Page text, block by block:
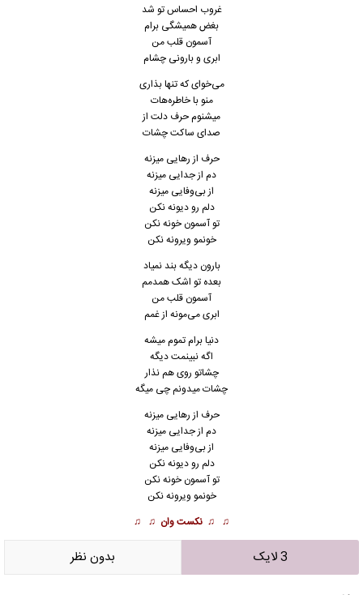
غروب احساس تو شد
بغض همیشگی برام
آسمون قلب من
ابری و بارونی چشام
می‌خوای که تنها بذاری
منو با خاطره‌هات
میشنوم حرف دلت از
صدای ساکت چشات
حرف از رهایی میزنه
دم از جدایی میزنه
از بی‌وفایی میزنه
دلم رو دیونه نکن
تو آسمون خونه نکن
خونمو ویرونه نکن
بارون دیگه بند نمیاد
بعده تو اشک همدمم
آسمون قلب من
ابری می‌مونه از غمم
دنیا برام تموم میشه
اگه نبینمت دیگه
چشاتو روی هم نذار
چشات میدونم چی میگه
حرف از رهایی میزنه
دم از جدایی میزنه
از بی‌وفایی میزنه
دلم رو دیونه نکن
تو آسمون خونه نکن
خونمو ویرونه نکن
♫ ♫ نکست وان ♫ ♫
3 لایک بدون نظر